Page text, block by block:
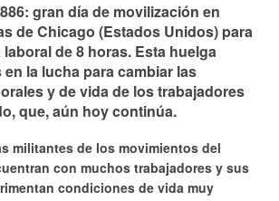
gran día de movilización en
de Chicago (Estados Unidos) para
de 8 horas. Esta huelga
la lucha para cambiar las
y de vida de los trabajadores
que, aún hoy continúa.
militantes de los movimientos del
con muchos trabajadores y sus
condiciones de vida muy